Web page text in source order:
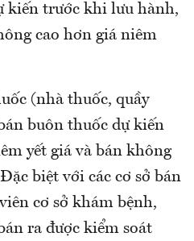
kiến trước khi lưu hành,
cao hơn giá niêm
(nhà thuốc, quầy
buôn thuốc dự kiến
yết giá và bán không
biệt với các cơ sở bán
cơ sở khám bệnh,
ra được kiểm soát